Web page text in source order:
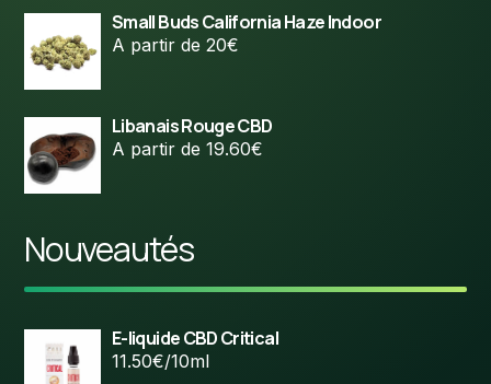
Small Buds California Haze Indoor
A partir de 20€
Libanais Rouge CBD
A partir de 19.60€
Nouveautés
E-liquide CBD Critical
11.50€/10ml